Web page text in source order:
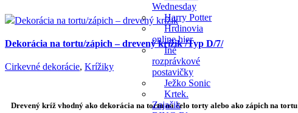
Wednesday
Harry Potter
Hrdinovia
online hier
Iné
rozprávkové
postavičky
Ježko Sonic
Krtek.
Zajačik
Dekorácia na tortu/zápich – drevený krížik /Typ D/7/
Cirkevné dekorácie, Krížiky
Drevený kríž vhodný ako dekorácia na tortuna čelo torty alebo ako zápich na tortu